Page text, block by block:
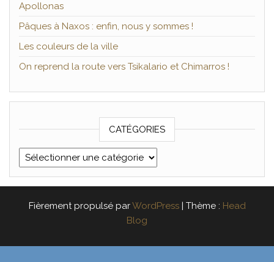
Apollonas
Pâques à Naxos : enfin, nous y sommes !
Les couleurs de la ville
On reprend la route vers Tsikalario et Chimarros !
CATÉGORIES
Catégories
Fièrement propulsé parWordPress | Thème : Head
Blog